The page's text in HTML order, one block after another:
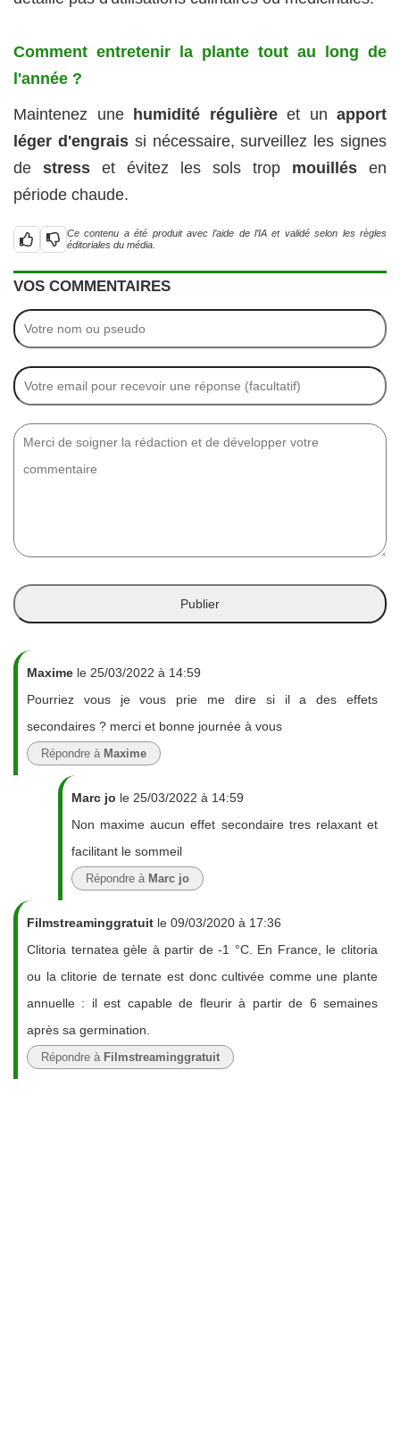
Comment entretenir la plante tout au long de
l'année ?
Maintenez une
humidité régulièreet un apport
léger d'engraissi nécessaire, surveillez les signes
de stress et évitez les sols trop mouillés en
période chaude.
Ce contenu a été produit avec l’aide de l’IA et validé selon les règles
éditoriales du média.
VOS COMMENTAIRES
Maxime le 25/03/2022 à 14:59
Pourriez vous je vous prie me dire si il a des effets
secondaires ? merci et bonne journée à vous
Répondre à Maxime
Marc jo le 25/03/2022 à 14:59
Non maxime aucun effet secondaire tres relaxant et
facilitant le sommeil
Répondre à Marc jo
Filmstreaminggratuit le 09/03/2020 à 17:36
Clitoria ternatea gèle à partir de -1 °C. En France, le clitoria
ou la clitorie de ternate est donc cultivée comme une plante
annuelle : il est capable de fleurir à partir de 6 semaines
après sa germination.
Répondre à Filmstreaminggratuit